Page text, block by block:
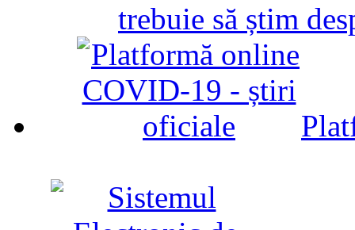
trebuie să știm